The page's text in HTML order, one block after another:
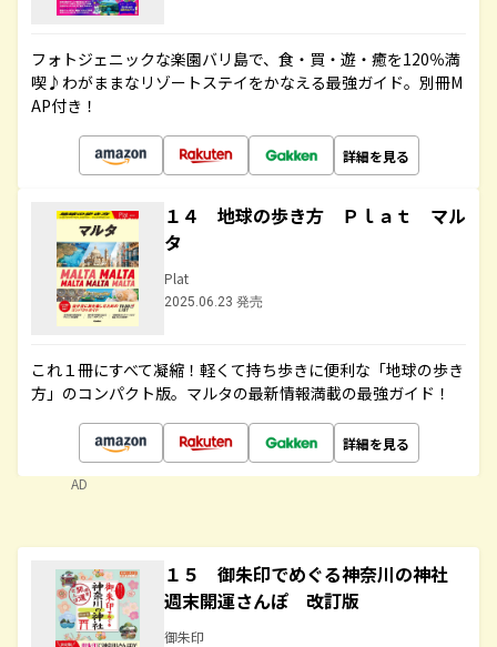
フォトジェニックな楽園バリ島で、食・買・遊・癒を120％満
喫♪わがままなリゾートステイをかなえる最強ガイド。別冊M
AP付き！
詳細を見る
１４ 地球の歩き方 Ｐｌａｔ マル
タ
Plat
2025.06.23 発売
これ１冊にすべて凝縮！軽くて持ち歩きに便利な「地球の歩き
方」のコンパクト版。マルタの最新情報満載の最強ガイド！
詳細を見る
AD
１５ 御朱印でめぐる神奈川の神社
週末開運さんぽ 改訂版
御朱印